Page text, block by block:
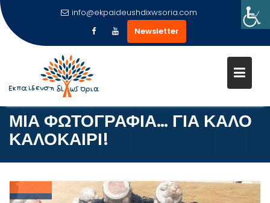
info@ekpaideushdixwsoria.com
Newsletter
ΜΙΑ ΦΩΤΟΓΡΑΦΙΑ… ΓΙΑ ΚΑΛΟ
ΚΑΛΟΚΑΙΡΙ!